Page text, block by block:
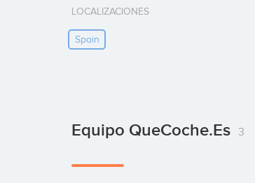
LOCALIZACIONES
Spain
Equipo QueCoche.es 3